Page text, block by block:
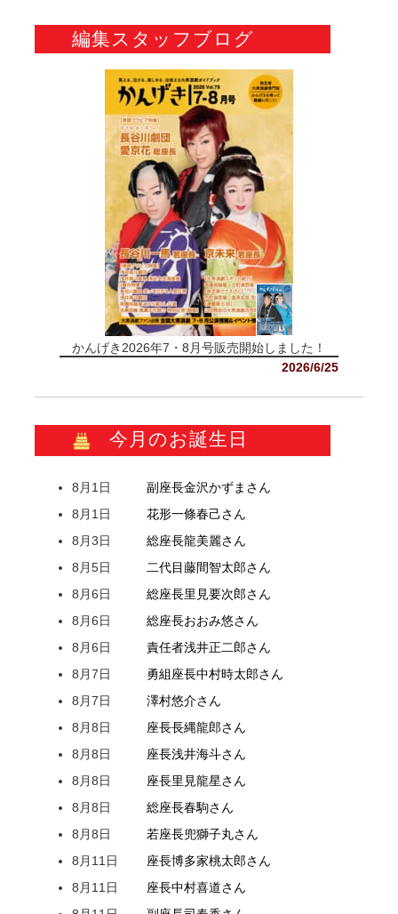
編集スタッフブログ
かんげき2026年7・8月号販売開始しました！
2026/6/25
今月のお誕生日
8月1日 副座長金沢かずま さん
8月1日
花形一條春己さん
8月3日
総座長龍美麗さん
8月5日
二代目藤間智太郎さん
8月6日
総座長里見要次郎さん
8月6日
総座長おおみ悠さん
8月6日
責任者浅井正二郎さん
8月7日
勇組座長中村時太郎さん
8月7日
澤村悠介さん
8月8日
座長長縄龍郎さん
8月8日
座長浅井海斗さん
8月8日
座長里見龍星さん
8月8日
総座長春駒さん
8月8日
若座長兜獅子丸さん
8月11日
座長博多家桃太郎さん
8月11日
座長中村喜道さん